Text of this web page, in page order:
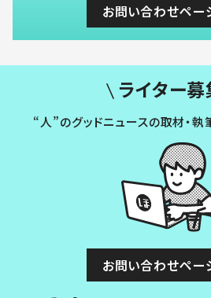
お問い合わせペー
ライター募
“人”のグッドニュースの取材・執
お問い合わせペー